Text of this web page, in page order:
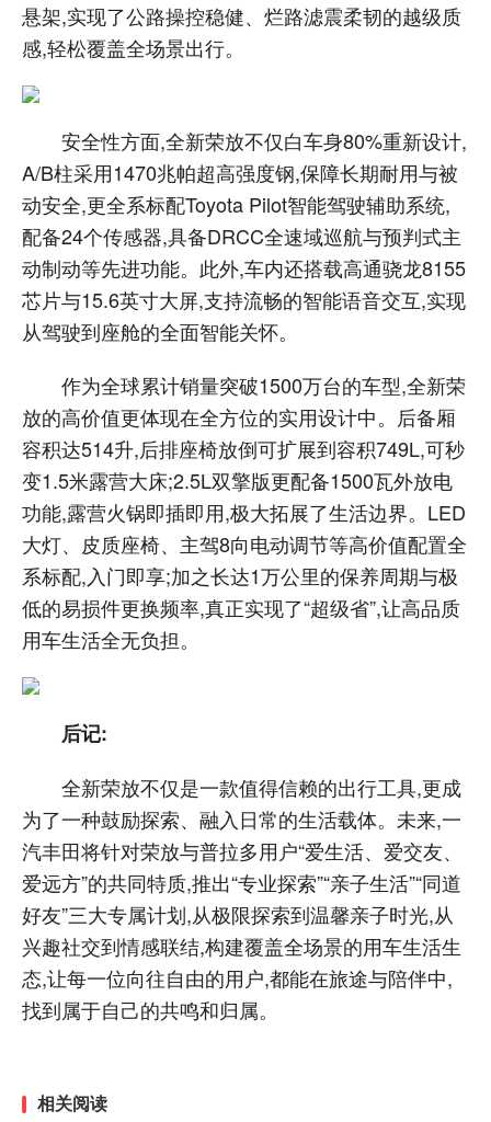
悬架,实现了公路操控稳健、烂路滤震柔韧的越级质
感,轻松覆盖全场景出行。
安全性方面,全新荣放不仅白车身80%重新设计,
A/B柱采用1470兆帕超高强度钢,保障长期耐用与被
动安全,更全系标配Toyota Pilot智能驾驶辅助系统,
配备24个传感器,具备DRCC全速域巡航与预判式主
动制动等先进功能。此外,车内还搭载高通骁龙8155
芯片与15.6英寸大屏,支持流畅的智能语音交互,实现
从驾驶到座舱的全面智能关怀。
作为全球累计销量突破1500万台的车型,全新荣
放的高价值更体现在全方位的实用设计中。后备厢
容积达514升,后排座椅放倒可扩展到容积749L,可秒
变1.5米露营大床;2.5L双擎版更配备1500瓦外放电
功能,露营火锅即插即用,极大拓展了生活边界。LED
大灯、皮质座椅、主驾8向电动调节等高价值配置全
系标配,入门即享;加之长达1万公里的保养周期与极
低的易损件更换频率,真正实现了“超级省”,让高品质
用车生活全无负担。
后记:
全新荣放不仅是一款值得信赖的出行工具,更成
为了一种鼓励探索、融入日常的生活载体。未来,一
汽丰田将针对荣放与普拉多用户“爱生活、爱交友、
爱远方”的共同特质,推出“专业探索”“亲子生活”“同道
好友”三大专属计划,从极限探索到温馨亲子时光,从
兴趣社交到情感联结,构建覆盖全场景的用车生活生
态,让每一位向往自由的用户,都能在旅途与陪伴中,
找到属于自己的共鸣和归属。
相关阅读